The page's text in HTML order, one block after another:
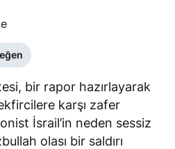
bir rapor hazırlayarak
karşı zafer
İsrail’in neden sessiz
olası bir saldırı